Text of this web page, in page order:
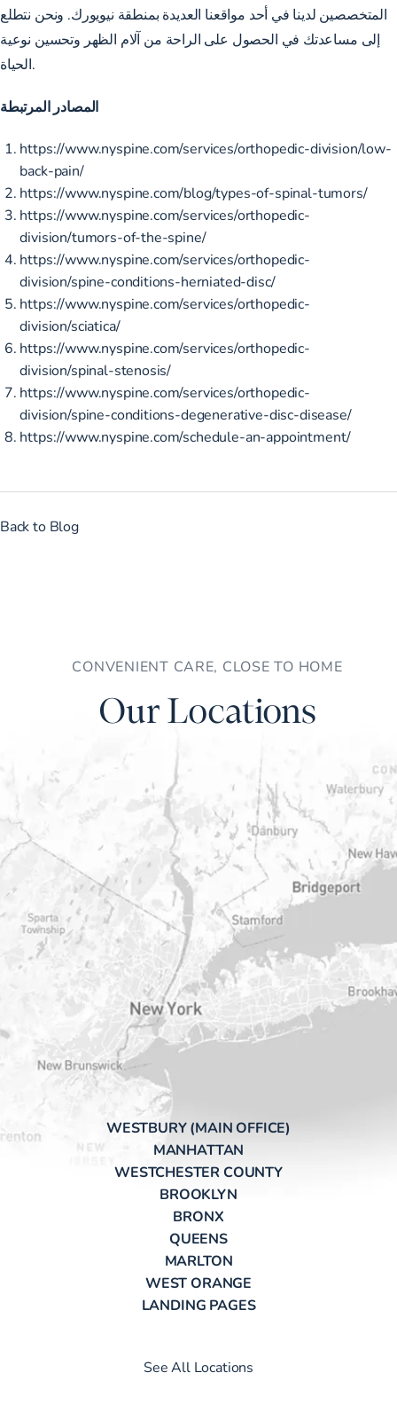
المتخصصين لدينا في أحد مواقعنا العديدة بمنطقة نيويورك. ونحن نتطلع
إلى مساعدتك في الحصول على الراحة من آلام الظهر وتحسين نوعية
الحياة.
المصادر المرتبطة
https://www.nyspine.com/services/orthopedic-division/low-
back-pain/
https://www.nyspine.com/blog/types-of-spinal-tumors/
https://www.nyspine.com/services/orthopedic-
division/tumors-of-the-spine/
https://www.nyspine.com/services/orthopedic-
division/spine-conditions-herniated-disc/
https://www.nyspine.com/services/orthopedic-
division/sciatica/
https://www.nyspine.com/services/orthopedic-
division/spinal-stenosis/
https://www.nyspine.com/services/orthopedic-
division/spine-conditions-degenerative-disc-disease/
https://www.nyspine.com/schedule-an-appointment/
Back to Blog
CONVENIENT CARE, CLOSE TO HOME
Our Locations
WESTBURY (MAIN OFFICE)
MANHATTAN
WESTCHESTER COUNTY
BROOKLYN
BRONX
QUEENS
MARLTON
WEST ORANGE
LANDING PAGES
See All Locations